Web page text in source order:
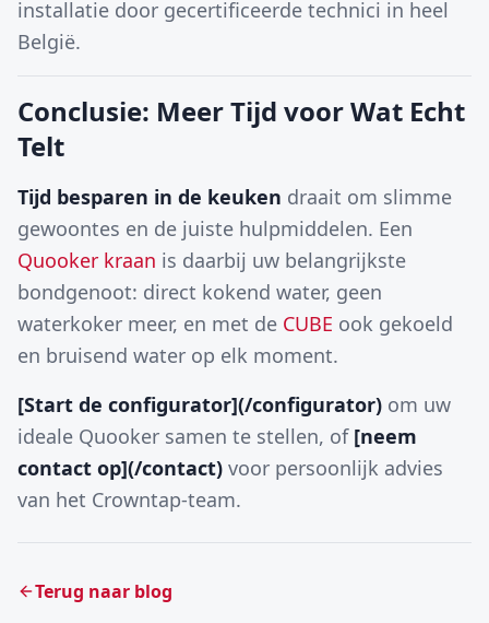
installatie door gecertificeerde technici in heel
België.
Conclusie: Meer Tijd voor Wat Echt
Telt
Tijd besparen in de keuken draait om slimme
gewoontes en de juiste hulpmiddelen. Een
Quooker kraan is daarbij uw belangrijkste
bondgenoot: direct kokend water, geen
waterkoker meer, en met de CUBE ook gekoeld
en bruisend water op elk moment.
[Start de configurator](/configurator) om uw
ideale Quooker samen te stellen, of [neem
contact op](/contact) voor persoonlijk advies
van het Crowntap-team.
Terug naar blog